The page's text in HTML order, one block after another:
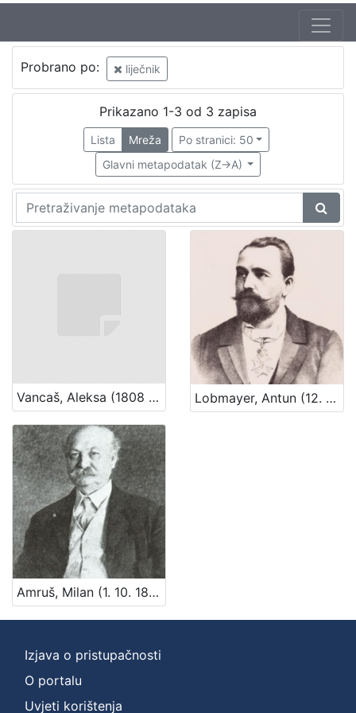
Probrano po: liječnik
Prikazano 1-3 od 3 zapisa
Lista Mreža
Po stranici: 50
Glavni metapodatak (Z->A)
Vancaš, Aleksa (1808 – 28. 04. 1884) Lobmayer, Antun (12. 08. 1844. – 21. 03. 1906.)
Amruš, Milan (1. 10. 1848. – 26. 05. 1919.)
Izjava o pristupačnosti
O portalu
Uvjeti korištenja